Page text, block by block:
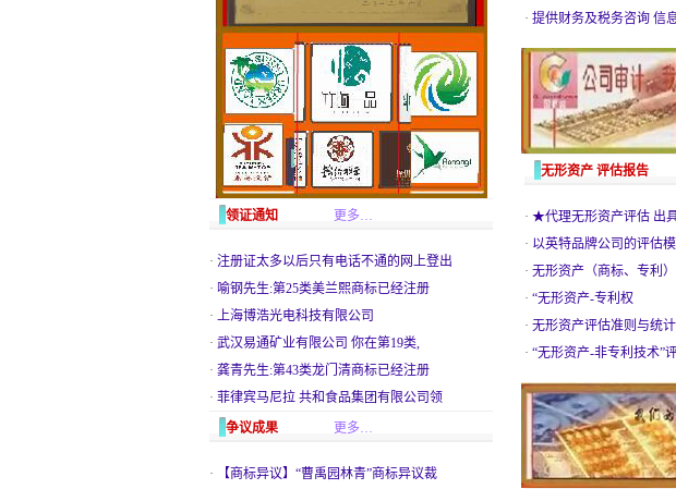
领证通知 更多…
· 注册证太多以后只有电话不通的网上登出
· 喻钢先生:第25类美兰熙商标已经注册
· 上海博浩光电科技有限公司
· 武汉易通矿业有限公司 你在第19类,
· 龚青先生:第43类龙门清商标已经注册
· 菲律宾马尼拉 共和食品集团有限公司领
争议成果
更多…
·
【商标异议】“曹禹园林青”商标异议裁
· 提供财务及税务咨询 信
无形资产 评估报告
· ★代理无形资产评估 出
· 以英特品牌公司的评估
· 无形资产（商标、专利
· “无形资产-专利权
· 无形资产评估准则与统
· “无形资产-非专利技术”